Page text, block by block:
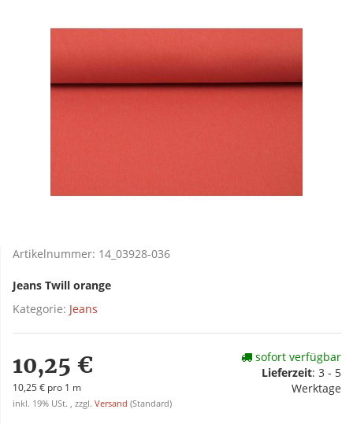
Artikelnummer: 14_03928-036
Jeans Twill orange
Kategorie: Jeans
10,25 €
10,25 € pro 1 m
inkl. 19% USt. , zzgl. Versand (Standard)
sofort verfügbar
Lieferzeit: 3 - 5
Werktage